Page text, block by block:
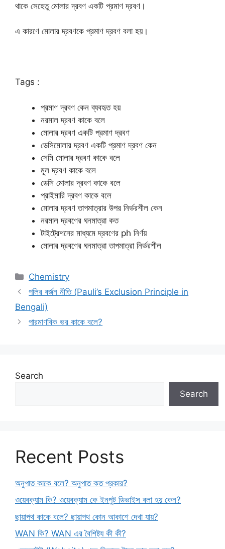
থাকে সেহেতু মোলার দ্রবণ একটি প্রমাণ দ্রবণ।
এ কারণে মোলার দ্রবণকে প্রমাণ দ্রবণ বলা হয়।
Tags :
প্রমাণ দ্রবণ কেন ব্যবহৃত হয়
নরমাল দ্রবণ কাকে বলে
মোলার দ্রবণ একটি প্রমাণ দ্রবণ
ডেসিমোলার দ্রবণ একটি প্রমাণ দ্রবণ কেন
সেমি মোলার দ্রবণ কাকে বলে
মূল দ্রবণ কাকে বলে
ডেসি মোলার দ্রবণ কাকে বলে
প্রাইমারি দ্রবণ কাকে বলে
মোলার দ্রবণ তাপমাত্রার উপর নির্ভরশীল কেন
নরমাল দ্রবণের ঘনমাত্রা কত
টাইট্রেশনের মাধ্যমে দ্রবণের ph নির্ণয়
মোলার দ্রবণের ঘনমাত্রা তাপমাত্রা নির্ভরশীল
Categories
Chemistry
পলির বর্জন নীতি (Pauli’s Exclusion Principle in
Bengali)
পারমাণবিক ভর কাকে বলে?
Search
Search
Recent Posts
অনুপাত কাকে বলে? অনুপাত কত প্রকার?
ওয়েবক্যাম কি? ওয়েবক্যাম কে ইনপুট ডিভাইস বলা হয় কেন?
ছায়াপথ কাকে বলে? ছায়াপথ কোন আকাশে দেখা যায়?
WAN কি? WAN এর বৈশিষ্ট্য কী কী?